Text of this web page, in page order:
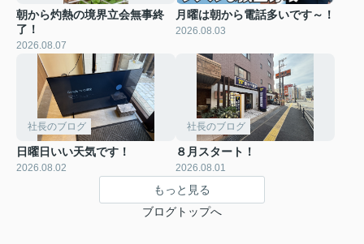
朝から灼熱の境界立会無事終
了！
2026.08.07
月曜は朝から電話多いです～！
2026.08.03
社長のブログ
日曜日いい天気です！
2026.08.02
社長のブログ
８月スタート！
2026.08.01
もっと見る
ブログトップへ